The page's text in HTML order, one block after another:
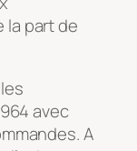
part de
avec
A